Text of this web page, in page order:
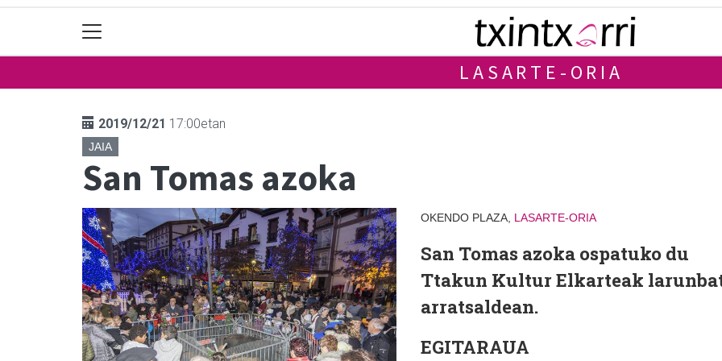
LASARTE-ORIA
2019/12/21 17:00etan
JAIA
San Tomas azoka
OKENDO PLAZA, LASARTE-ORIA
San Tomas azoka ospatuko du
Ttakun Kultur Elkarteak
arratsaldean.
EGITARAUA